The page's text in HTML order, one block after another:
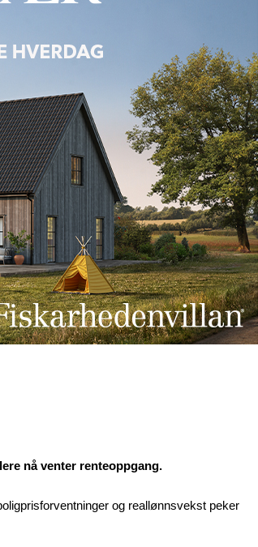
nå venter renteoppgang.
og reallønnsvekst peker